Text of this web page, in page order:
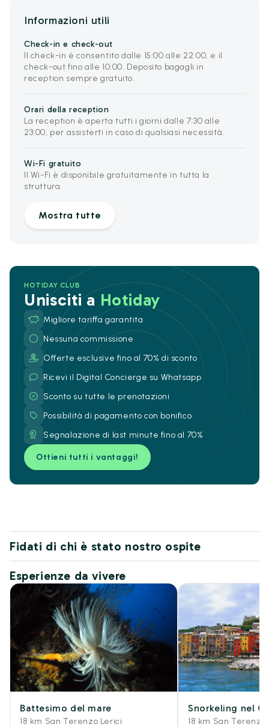
Informazioni utili
Check-in e check-out
Il check-in è consentito dalle 15:00 alle 22:00, e il
check-out fino alle 10:00. Deposito bagagli in
reception sempre gratuito.
Orari della reception
La reception è aperta tutti i giorni dalle 7:30 alle
23:00, per assisterti in caso di qualsiasi necessità.
Wi-Fi gratuito
Il Wi-Fi è disponibile gratuitamente in tutta la
struttura.
Mostra tutte
HOTIDAY CLUB
Unisciti a Hotiday
Migliore tariffa garantita
Nessuna commissione
Offerte esclusive fino al 70% di sconto
Ricevi il Digital Concierge su Whatsapp
Sconto su tutte le prenotazioni
Possibilità di pagamento con bonifico
Segnalazione di last minute fino al 70%
Ottieni tutti i vantaggi!
Fidati di chi è stato nostro ospite
Esperienze da vivere
Battesimo del mare
18 km San Terenzo Lerici
Snorkeling nel
18 km San Terenzo